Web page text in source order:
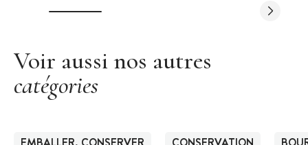
Voir aussi nos autres
catégories